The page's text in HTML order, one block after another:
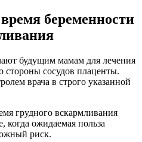
беременности
будущим мамам для лечения
стороны сосудов плаценты.
врача в строго указанной
грудного вскармливания
когда ожидаемая польза
риск.